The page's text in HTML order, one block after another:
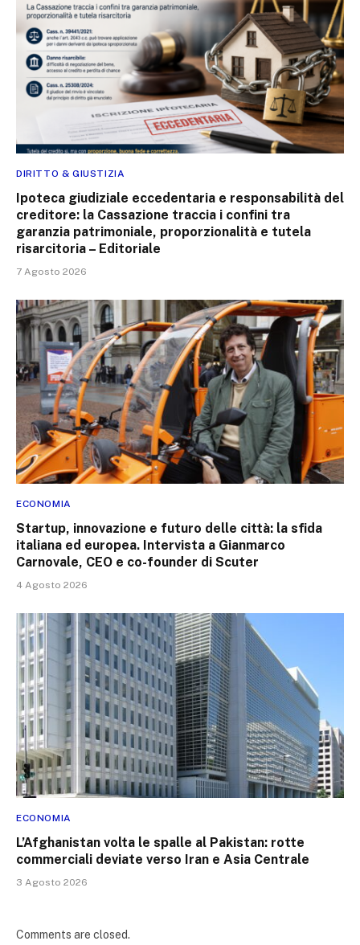
DIRITTO & GIUSTIZIA
Ipoteca giudiziale eccedentaria e responsabilità del
creditore: la Cassazione traccia i confini tra
garanzia patrimoniale, proporzionalità e tutela
risarcitoria – Editoriale
7 Agosto 2026
ECONOMIA
Startup, innovazione e futuro delle città: la sfida
italiana ed europea. Intervista a Gianmarco
Carnovale, CEO e co-founder di Scuter
4 Agosto 2026
ECONOMIA
L’Afghanistan volta le spalle al Pakistan: rotte
commerciali deviate verso Iran e Asia Centrale
3 Agosto 2026
Comments are closed.